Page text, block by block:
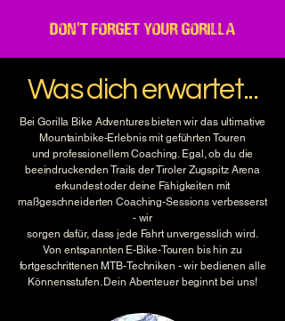
don't forget your gorilla
Was dich erwartet...
Bei Gorilla Bike Adventures bieten wir das ultimative
Mountainbike-Erlebnis mit geführten Touren
und professionellem Coaching. Egal, ob du die
beeindruckenden Trails der Tiroler Zugspitz Arena
erkundest oder deine Fähigkeiten mit
maßgeschneiderten Coaching-Sessions verbesserst
- wir
sorgen dafür, dass jede Fahrt unvergesslich wird.
Von entspannten E-Bike-Touren bis hin zu
fortgeschrittenen MTB-Techniken - wir bedienen alle
Könnensstufen. Dein Abenteuer beginnt bei uns!